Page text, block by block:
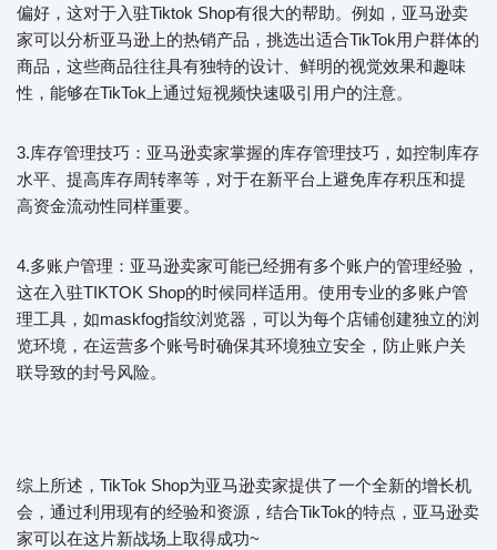
偏好，这对于入驻Tiktok Shop有很大的帮助。例如，亚马逊卖
家可以分析亚马逊上的热销产品，挑选出适合TikTok用户群体的
商品，这些商品往往具有独特的设计、鲜明的视觉效果和趣味
性，能够在TikTok上通过短视频快速吸引用户的注意。
3.库存管理技巧：亚马逊卖家掌握的库存管理技巧，如控制库存
水平、提高库存周转率等，对于在新平台上避免库存积压和提
高资金流动性同样重要。
4.多账户管理：亚马逊卖家可能已经拥有多个账户的管理经验，
这在入驻TIKTOK Shop的时候同样适用。使用专业的多账户管
理工具，如maskfog指纹浏览器，可以为每个店铺创建独立的浏
览环境，在运营多个账号时确保其环境独立安全，防止账户关
联导致的封号风险。
综上所述，TikTok Shop为亚马逊卖家提供了一个全新的增长机
会，通过利用现有的经验和资源，结合TikTok的特点，亚马逊卖
家可以在这片新战场上取得成功~